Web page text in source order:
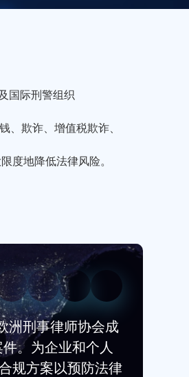
国际刑警组织
欺诈、增值税欺诈、
度地降低法律风险。
洲刑事律师协会成
。为企业和个人
规方案以预防法律